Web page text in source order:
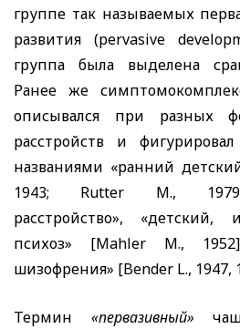
группе так называемых
развития (pervasive
группа была выделена
Ранее же
описывался при разных
расстройств и
названиями «ранний
1943; Rutter M.,
расстройство»,
психоз» [Mahler M.,
шизофрения» [Bender L., 1947,
Термин «первазивный»